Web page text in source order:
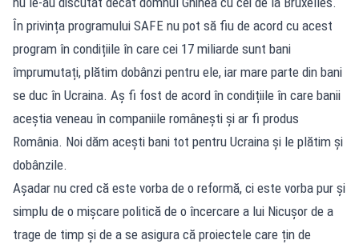
În privința programului SAFE nu pot să fiu de acord cu acest
program în condițiile în care cei 17 miliarde sunt bani
împrumutați, plătim dobânzi pentru ele, iar mare parte din bani
se duc în Ucraina. Aș fi fost de acord în condițiile în care banii
aceștia veneau în companiile românești și ar fi produs
România. Noi dăm acești bani tot pentru Ucraina și le plătim și
dobânzile.
Așadar nu cred că este vorba de o reformă, ci este vorba pur și
simplu de o mișcare politică de o încercare a lui Nicușor de a
trage de timp și de a se asigura că proiectele care țin de